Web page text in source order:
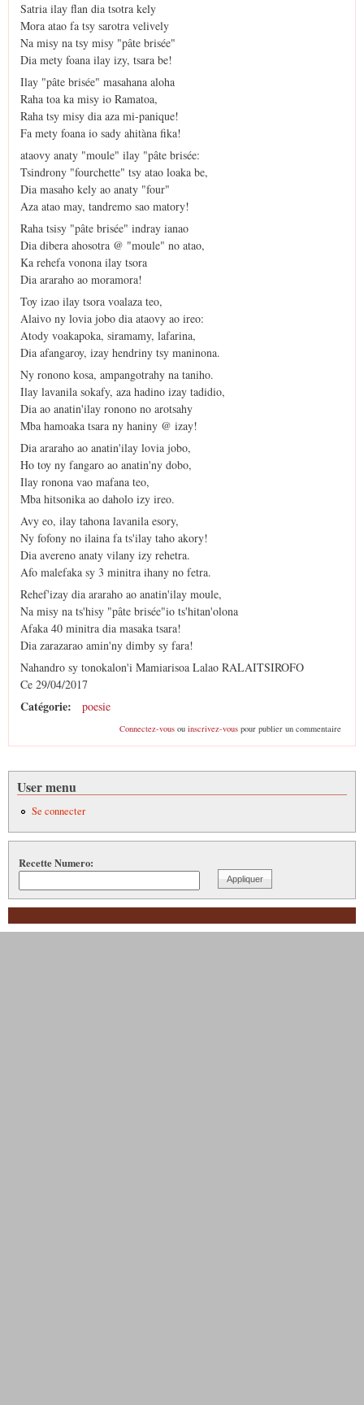
Satria ilay flan dia tsotra kely
Mora atao fa tsy sarotra velively
Na misy na tsy misy "pâte brisée"
Dia mety foana ilay izy, tsara be!
Ilay "pâte brisée" masahana aloha
Raha toa ka misy io Ramatoa,
Raha tsy misy dia aza mi-panique!
Fa mety foana io sady ahitàna fika!
ataovy anaty "moule" ilay "pâte brisée:
Tsindrony "fourchette" tsy atao loaka be,
Dia masaho kely ao anaty "four"
Aza atao may, tandremo sao matory!
Raha tsisy "pâte brisée" indray ianao
Dia dibera ahosotra @ "moule" no atao,
Ka rehefa vonona ilay tsora
Dia araraho ao moramora!
Toy izao ilay tsora voalaza teo,
Alaivo ny lovia jobo dia ataovy ao ireo:
Atody voakapoka, siramamy, lafarina,
Dia afangaroy, izay hendriny tsy maninona.
Ny ronono kosa, ampangotrahy na taniho.
Ilay lavanila sokafy, aza hadino izay tadidio,
Dia ao anatin'ilay ronono no arotsahy
Mba hamoaka tsara ny haniny @ izay!
Dia araraho ao anatin'ilay lovia jobo,
Ho toy ny fangaro ao anatin'ny dobo,
Ilay ronona vao mafana teo,
Mba hitsonika ao daholo izy ireo.
Avy eo, ilay tahona lavanila esory,
Ny fofony no ilaina fa ts'ilay taho akory!
Dia avereno anaty vilany izy rehetra.
Afo malefaka sy 3 minitra ihany no fetra.
Rehef'izay dia araraho ao anatin'ilay moule,
Na misy na ts'hisy "pâte brisée"io ts'hitan'olona
Afaka 40 minitra dia masaka tsara!
Dia zarazarao amin'ny dimby sy fara!
Nahandro sy tonokalon'i Mamiarisoa Lalao RALAITSIROFO
Ce 29/04/2017
Catégorie: poesie
Connectez-vousou inscrivez-vouspour publier un commentaire
User menu
Se connecter
Recette Numero: